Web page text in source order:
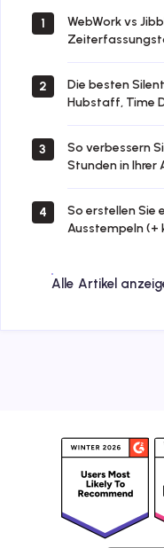
1
WebWork vs
2
Die besten
Hubstaff, Time
3
So verbessern
Stunden in Ihrer
4
So erstellen Sie
Ausstempeln (+
Alle Artikel